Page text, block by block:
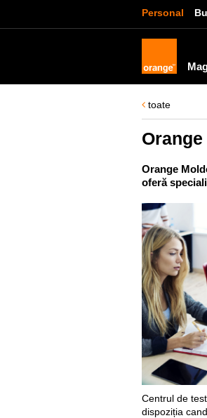
Personal
toate
Orange
oferă
Centrul de
dispoziția